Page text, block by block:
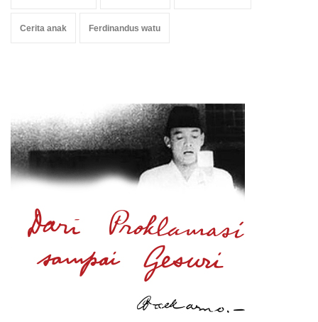
Cerita anak Ferdinandus watu